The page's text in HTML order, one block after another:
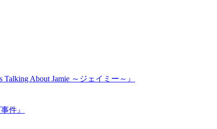
About Jamie ～ジェイミー～』
件』